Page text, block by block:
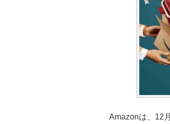
Amazonは、12